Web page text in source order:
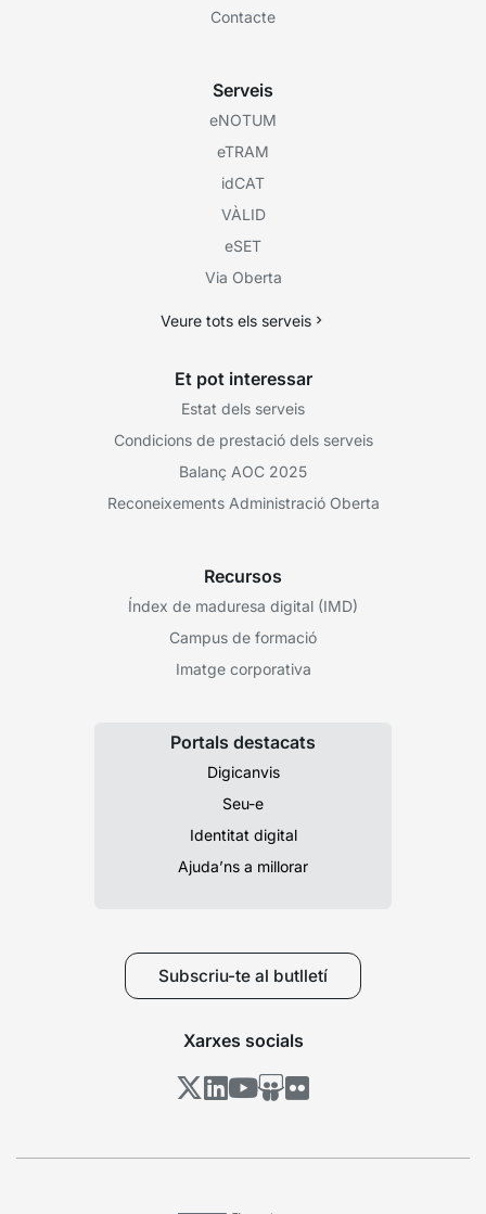
Contacte
Serveis
eNOTUM
eTRAM
idCAT
VÀLID
eSET
Via Oberta
Veure tots els serveis
Et pot interessar
Estat dels serveis
Condicions de prestació dels serveis
Balanç AOC 2025
Reconeixements Administració Oberta
Recursos
Índex de maduresa digital (IMD)
Campus de formació
Imatge corporativa
Portals destacats
Digicanvis
Seu-e
Identitat digital
Ajuda’ns a millorar
Subscriu-te al butlletí
Xarxes socials